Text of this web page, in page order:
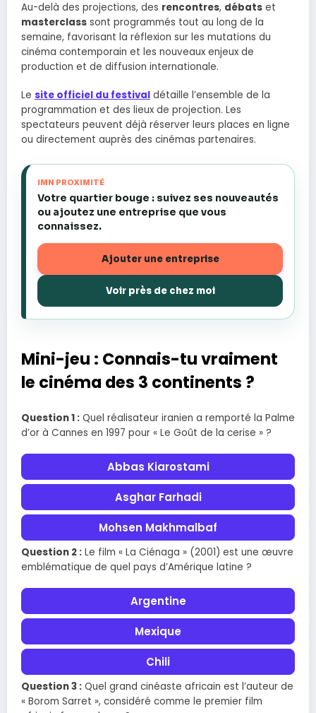
Au-delà des projections, des rencontres, débats et
masterclass sont programmés tout au long de la
semaine, favorisant la réflexion sur les mutations du
cinéma contemporain et les nouveaux enjeux de
production et de diffusion internationale.
Le site officiel du festival détaille l’ensemble de la
programmation et des lieux de projection. Les
spectateurs peuvent déjà réserver leurs places en ligne
ou directement auprès des cinémas partenaires.
IMN PROXIMITÉ
Votre quartier bouge : suivez ses nouveautés
ou ajoutez une entreprise que vous
connaissez.
Ajouter une entreprise
Voir près de chez moi
Mini-jeu : Connais-tu vraiment
le cinéma des 3 continents ?
Question 1 : Quel réalisateur iranien a remporté la Palme
d’or à Cannes en 1997 pour « Le Goût de la cerise » ?
Abbas Kiarostami
Asghar Farhadi
Mohsen Makhmalbaf
Question 2 : Le film « La Ciénaga » (2001) est une œuvre
emblématique de quel pays d’Amérique latine ?
Argentine
Mexique
Chili
Question 3 : Quel grand cinéaste africain est l’auteur de
« Borom Sarret », considéré comme le premier film